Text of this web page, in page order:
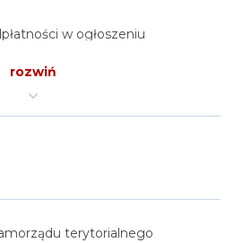
w ogłoszeniu
a realizacja zadnia w trybie
przychodów uzyskanych
zadania publicznego
rozwiń
terytorialnego